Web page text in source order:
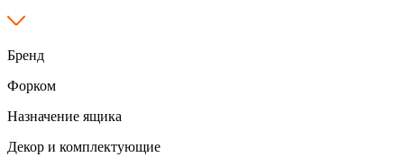
Бренд
Форком
Назначение ящика
Декор и комплектующие